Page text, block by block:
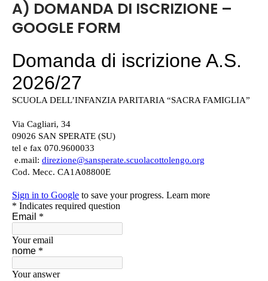
A) DOMANDA DI ISCRIZIONE –
GOOGLE FORM